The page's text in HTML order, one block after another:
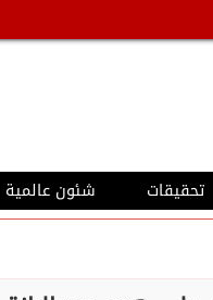
تحقيقات شئون عالمية